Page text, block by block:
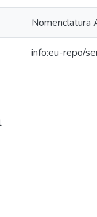
Nomenclatura
info:eu-repo/